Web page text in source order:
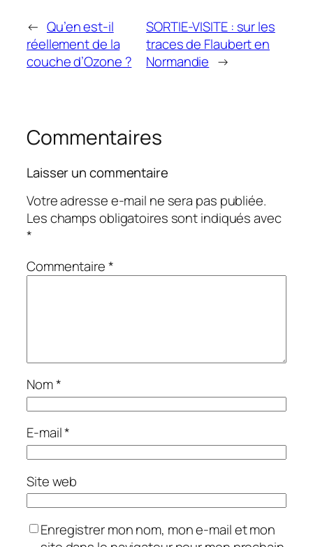
← Qu’en est-il
réellement de la
couche d’Ozone ?
SORTIE-VISITE : sur les
traces de Flaubert en
Normandie →
Commentaires
Laisser un commentaire
Votre adresse e-mail ne sera pas publiée.
Les champs obligatoires sont indiqués avec
*
Commentaire*
Nom*
E-mail*
Site web
Enregistrer mon nom, mon e-mail et mon